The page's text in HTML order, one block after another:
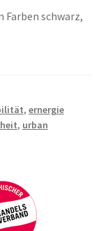
Farben schwarz,
, ernergie
, urban